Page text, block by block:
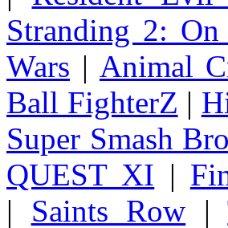
Stranding 2: On
Wars | Animal
Ball FighterZ |
Super Smash
QUEST XI |
| Saints Row |